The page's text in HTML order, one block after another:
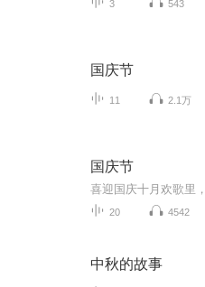
3 543
国庆节
11 2.1万
国庆节
20 4542
中秋的故事